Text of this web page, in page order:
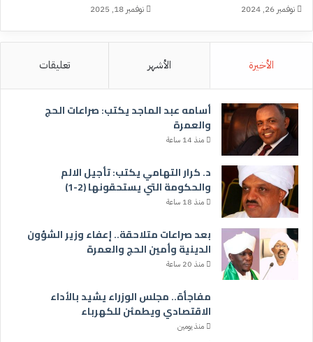
نوفمبر 26, 2024 نوفمبر 18, 2025
الأخيرة الأشهر تعليقات
أسامه عبد الماجد يكتب: صراعات الحج
والعمرة
منذ 14 ساعة
د. كرار التهامي يكتب: تأجيل الالم
والحكومة التي يستحقونها (2-1)
منذ 18 ساعة
بعد صراعات متلاحقة.. إعفاء وزير الشؤون
الدينية وأمين الحج والعمرة
منذ 20 ساعة
مفاجأة.. مجلس الوزراء يشيد بالأداء
الاقتصادي ويطمئن للكهرباء
منذ يومين